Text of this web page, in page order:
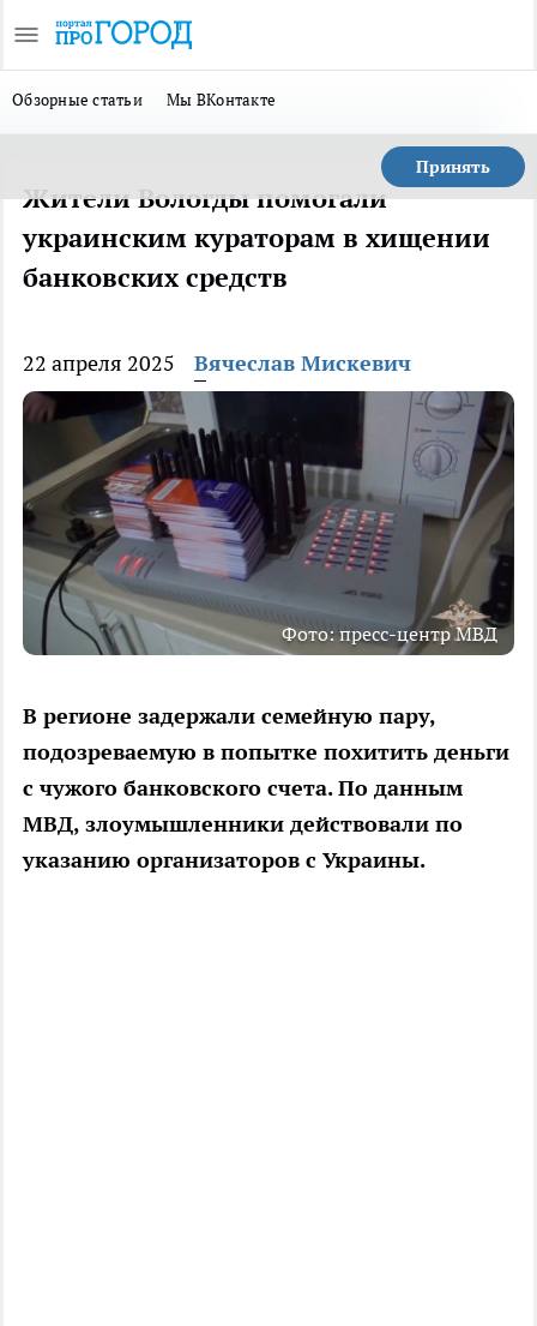
Обзорные статьи Мы ВКонтакте
Принять
Жители Вологды помогали
украинским кураторам в хищении
банковских средств
22 апреля 2025 Вячеслав Мискевич
Фото: пресс-центр МВД
В регионе задержали семейную пару,
подозреваемую в попытке похитить деньги
с чужого банковского счета. По данным
МВД, злоумышленники действовали по
указанию организаторов с Украины.